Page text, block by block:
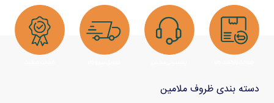
دسته بندی ظروف ملامین